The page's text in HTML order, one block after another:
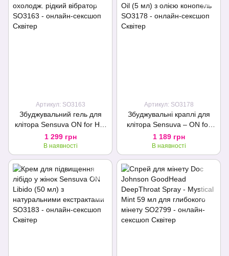
Артикул: SO3163
Збуджувальний гель для
клітора Sensuva ON for Her
Arousal Gel Ice 29мл
охолодж. рідкий вібратор
1 299 грн
В наявності
Артикул: SO3178
Збуджувальні краплі для
клітора Sensuva – ON for
Her Hemp Infused Arousal
Oil (5 мл) з олією конопель
1 189 грн
В наявності